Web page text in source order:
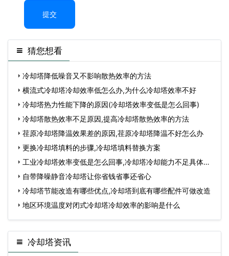
提交
猜您想看
冷却塔降低噪音又不影响散热效率的方法
横流式冷却塔冷却效率低怎么办,为什么冷却塔效率不好
冷却塔热力性能下降的原因(冷却塔效率变低是怎么回事)
冷却塔散热效率不足原因,提高冷却塔散热效率的方法
荏原冷却塔降温效果差的原因,荏原冷却塔降温不好怎么办
更换冷却塔填料的步骤,冷却塔填料替换方案
工业冷却塔效率变低是怎么回事,冷却塔冷却能力不足具体应
对 自带降噪静音冷却塔让你省钱省事还省心
冷却塔节能改造有哪些优点,冷却塔到底有哪些配件可做改造
地区环境温度对闭式冷却塔冷却效率的影响是什么
冷却塔资讯